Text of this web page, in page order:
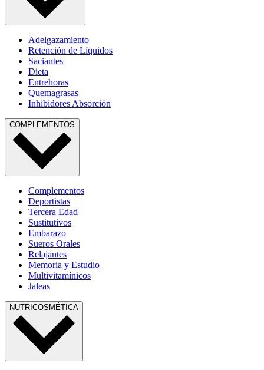
Adelgazamiento
Retención de Líquidos
Saciantes
Dieta
Entrehoras
Quemagrasas
Inhibidores Absorción
COMPLEMENTOS
Complementos
Deportistas
Tercera Edad
Sustitutivos
Embarazo
Sueros Orales
Relajantes
Memoria y Estudio
Multivitamínicos
Jaleas
NUTRICOSMÉTICA